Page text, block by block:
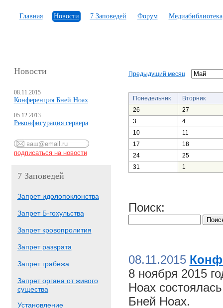
Главная Новости 7 Заповедей Форум Медиабиблиотека
Новости
08.11.2015
Конференция Бней Ноах
05.12.2013
Реконфигурация сервера
7 Заповедей
Запрет идолопоклонства
Запрет Б-гохульства
Запрет кровопролития
Запрет разврата
Запрет грабежа
Запрет органа от живого
существа
Установление
Предыдущий месяц
Понедельник
Вторник
26
27
3
4
10
11
17
18
24
25
31
1
Поиск:
08.11.2015
8 ноября 2015
Ноах
Бней Ноах.